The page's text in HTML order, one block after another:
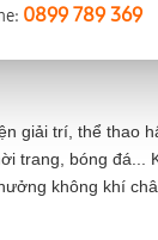
giải trí, thể thao
trang, bóng đá...
không khí
0899 789 369